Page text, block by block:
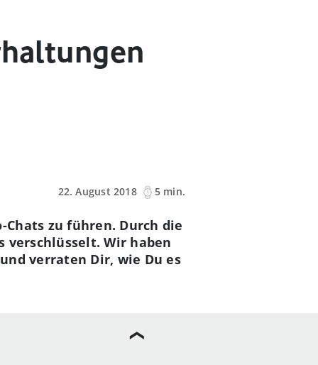
22. August 2018 5 min.
zu führen. Durch die
verschlüsselt. Wir haben
verraten Dir, wie Du es